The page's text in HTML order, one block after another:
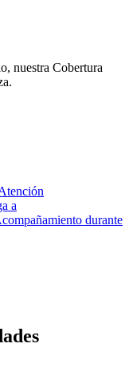
nuestra Cobertura
a
durante